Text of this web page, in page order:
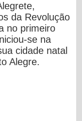
da Revolução
no primeiro
se na
cidade natal
Alegre.